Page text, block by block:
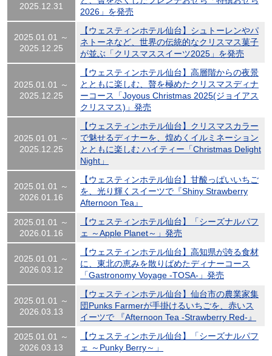
2025.12.31
2026」を発売
2025.01.01 ～
2025.12.25
【ウェスティンホテル仙台】シュトーレンやパ
ネトーネなど、世界の伝統的なクリスマス菓子
が並ぶ「クリスマススイーツ2025」を発売
2025.01.01 ～
2025.12.25
【ウェスティンホテル仙台】高層階からの夜景
とともに楽しむ、贅を極めたクリスマスディナ
ーコース「Joyous Christmas 2025(ジョイアス
クリスマス)」発売
2025.01.01 ～
2025.12.25
【ウェスティンホテル仙台】クリスマスカラー
で魅せるディナーを、煌めくイルミネーション
とともに楽しむ ハイティー「Christmas Delight
Night」
2025.01.01 ～
2026.01.16
【ウェスティンホテル仙台】甘酸っぱいいちご
を、光り輝くスイーツで『Shiny Strawberry
Afternoon Tea』
2025.01.01 ～
2026.01.16
【ウェスティンホテル仙台】「シーズナルパフ
ェ ～Apple Planet～」発売
2025.01.01 ～
2026.03.12
【ウェスティンホテル仙台】高知県が誇る食材
に、東北の恵みを散りばめたディナーコース
「Gastronomy Voyage -TOSA-」発売
2025.01.01 ～
2026.03.13
【ウェスティンホテル仙台】仙台市の農業家集
団Punks Farmerが手掛けるいちごを、赤いス
イーツで 『Afternoon Tea -Strawberry Red-』
2025.01.01 ～
2026.03.13
【ウェスティンホテル仙台】「シーズナルパフ
ェ ～Punky Berry～」